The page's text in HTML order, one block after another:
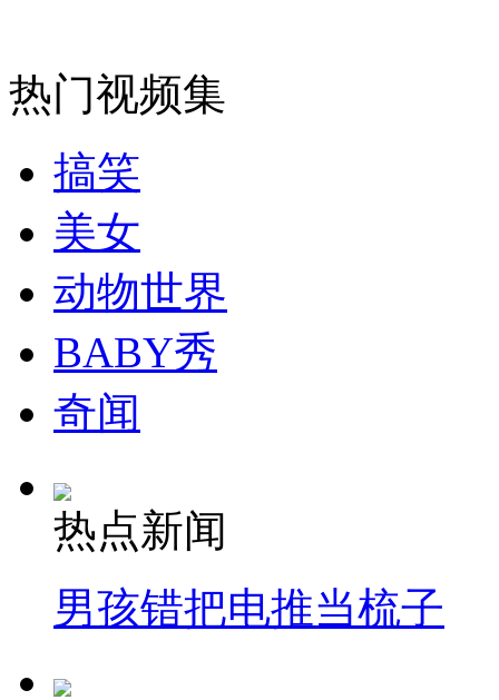
消防员救轻生者 花炮节热闹非凡
司机酒驾遇交警 急速倒车逃窜
热门视频集
搞笑
美女
动物世界
BABY秀
奇闻
热点新闻
男孩错把电推当梳子